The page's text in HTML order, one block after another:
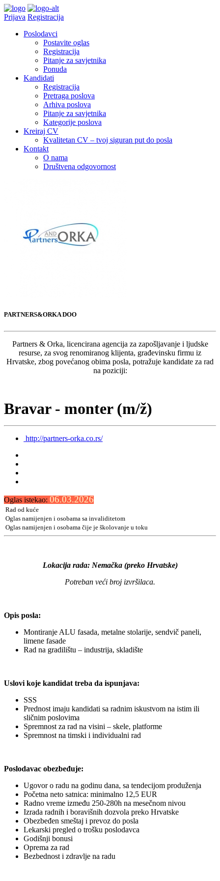
Prijava Registracija
Poslodavci
Postavite oglas
Registracija
Pitanje za savjetnika
Ponuda
Kandidati
Registracija
Pretraga poslova
Arhiva poslova
Pitanje za savjetnika
Kategorije poslova
Kreiraj CV
Kvalitetan CV – tvoj siguran put do posla
Kontakt
O nama
Društvena odgovornost
PARTNERS&ORKA DOO
Partners & Orka, licencirana agencija za zapošljavanje i ljudske
resurse, za svog renomiranog klijenta, građevinsku firmu iz
Hrvatske, zbog povećanog obima posla, potražuje kandidate za rad
na poziciji:
Bravar - monter (m/ž)
http://partners-orka.co.rs/
Oglas istekao: 06.03.2026
Rad od kuće
Oglas namijenjen i osobama sa invaliditetom
Oglas namijenjen i osobama čije je školovanje u toku
Lokacija rada: Nemačka (preko Hrvatske)
Potreban veći broj izvršilaca.
Opis posla:
Montiranje ALU fasada, metalne stolarije, sendvič paneli,
limene fasade
Rad na gradilištu – industrija, skladište
Uslovi koje kandidat treba da ispunjava:
SSS
Prednost imaju kandidati sa radnim iskustvom na istim ili
sličnim poslovima
Spremnost za rad na visini – skele, platforme
Spremnost na timski i individualni rad
Poslodavac obezbeđuje:
Ugovor o radu na godinu dana, sa tendecijom produženja
Početna neto satnica: minimalno 12,5 EUR
Radno vreme između 250-280h na mesečnom nivou
Izrada radnih i boravišnih dozvola preko Hrvatske
Obezbeđen smeštaj i prevoz do posla
Lekarski pregled o trošku poslodavca
Godišnji bonusi
Oprema za rad
Bezbednost i zdravlje na radu